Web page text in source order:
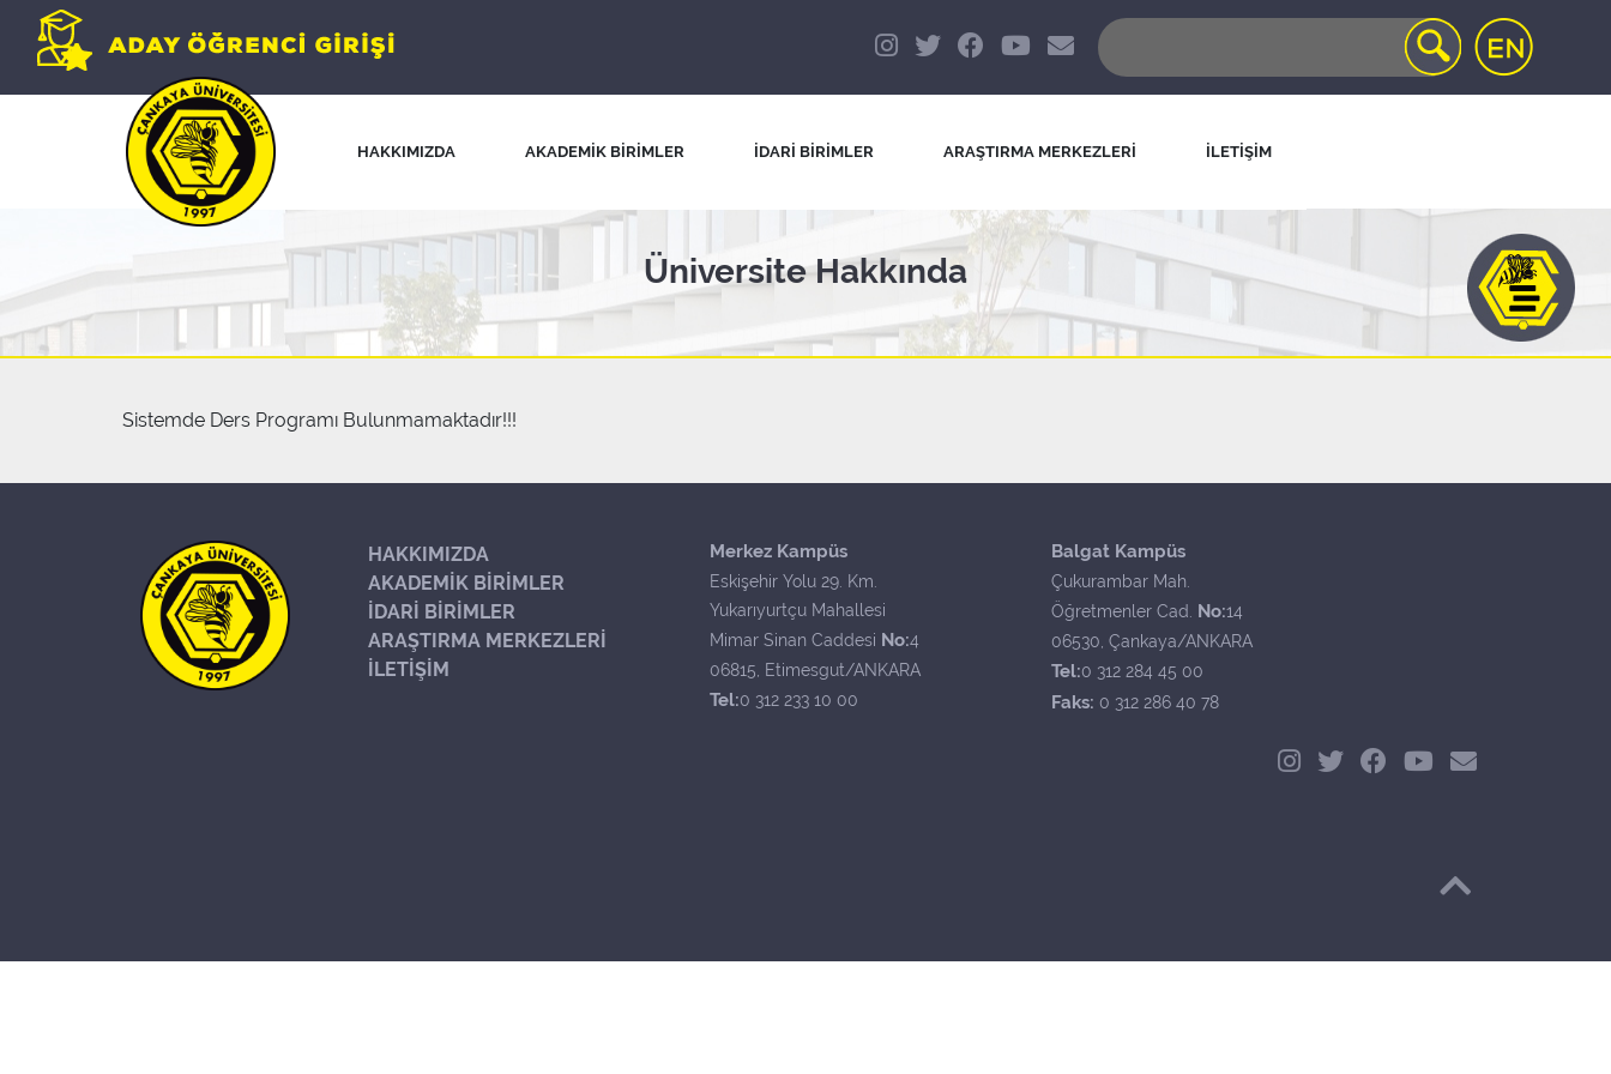
HAKKIMIZDA AKADEMİK BİRİMLER İDARİ BİRİMLER ARAŞTIRMA MERKEZLERİ İLETİŞİM
Üniversite Hakkında
Sistemde Ders Programı Bulunmamaktadır!!!
HAKKIMIZDA
AKADEMİK BİRİMLER
İDARİ BİRİMLER
ARAŞTIRMA MERKEZLERİ
İLETİŞİM
Merkez Kampüs
Eskişehir Yolu 29. Km.
Yukarıyurtçu Mahallesi
Mimar Sinan Caddesi No:4
06815, Etimesgut/ANKARA
Tel:0 312 233 10 00
Balgat Kampüs
Çukurambar Mah.
Öğretmenler Cad. No:14
06530, Çankaya/ANKARA
Tel:0 312 284 45 00
Faks: 0 312 286 40 78